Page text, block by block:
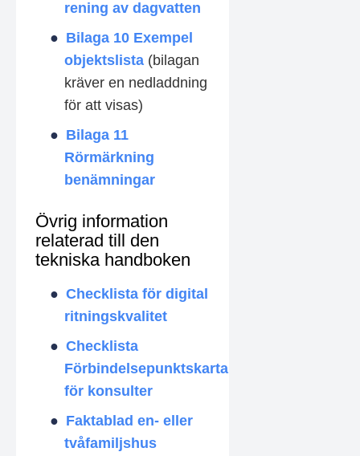
rening av dagvatten
Bilaga 10 Exempel
objektslista (bilagan
kräver en nedladdning
för att visas)
Bilaga 11
Rörmärkning
benämningar
Övrig information
relaterad till den
tekniska handboken
Checklista för digital
ritningskvalitet
Checklista
Förbindelsepunktskarta
för konsulter
Faktablad en- eller
tvåfamiljshus